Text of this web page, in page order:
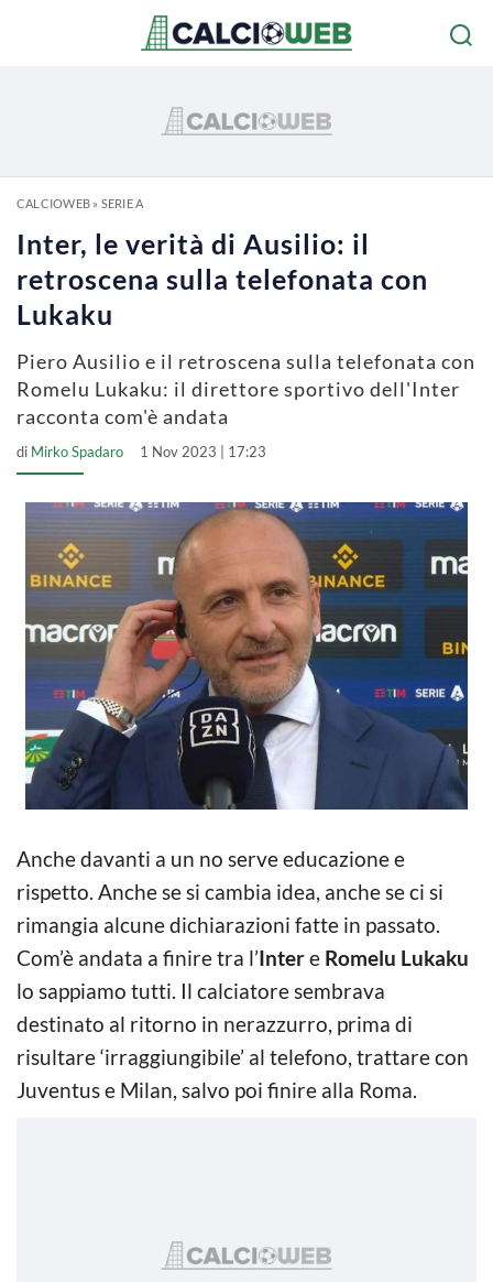
CALCIOWEB» SERIE A
Inter, le verità di Ausilio: il
retroscena sulla telefonata con
Lukaku
Piero Ausilio e il retroscena sulla telefonata con
Romelu Lukaku: il direttore sportivo dell'Inter
racconta com'è andata
di Mirko Spadaro 1 Nov 2023 | 17:23
Anche davanti a un no serve educazione e
rispetto. Anche se si cambia idea, anche se ci si
rimangia alcune dichiarazioni fatte in passato.
Com’è andata a finire tra l’Intere Romelu Lukaku
lo sappiamo tutti. Il calciatore sembrava
destinato al ritorno in nerazzurro, prima di
risultare ‘irraggiungibile’ al telefono, trattare con
Juventus e Milan, salvo poi finire alla Roma.